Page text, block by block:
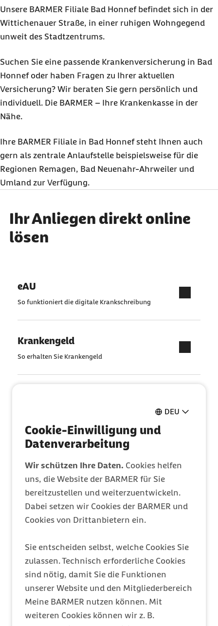
DEU
Cookie-Einwilligung und
Datenverarbeitung
Wir schützen Ihre Daten. Cookies helfen
uns, die Website der BARMER für Sie
bereitzustellen und weiterzuentwickeln.
Dabei setzen wir Cookies der BARMER und
Cookies von Drittanbietern ein.
Sie entscheiden selbst, welche Cookies Sie
zulassen. Technisch erforderliche Cookies
sind nötig, damit Sie die Funktionen
unserer Website und den Mitgliederbereich
Meine BARMER nutzen können. Mit
weiteren Cookies können wir z. B.
Unsere BARMER Filiale Bad Honnef befindet sich in der
Wittichenauer Straße, in einer ruhigen Wohngegend
unweit des Stadtzentrums.
Suchen Sie eine passende Krankenversicherung in Bad
Honnef oder haben Fragen zu Ihrer aktuellen
Versicherung? Wir beraten Sie gern persönlich und
individuell. Die BARMER – Ihre Krankenkasse in der
Nähe.
Ihre BARMER Filiale in Bad Honnef steht Ihnen auch
gern als zentrale Anlaufstelle beispielsweise für die
Regionen Remagen, Bad Neuenahr-Ahrweiler und
Umland zur Verfügung.
Ihr Anliegen direkt online
lösen
eAU
So funktioniert die digitale Krankschreibung
Krankengeld
So erhalten Sie Krankengeld
Mitglied werden
Entdecken Sie Ihre Vorteile
Barmer Bonus
Punkte sammeln & Prämie auszahlen lassen
Meine Barmer
Ein Zugang für alles